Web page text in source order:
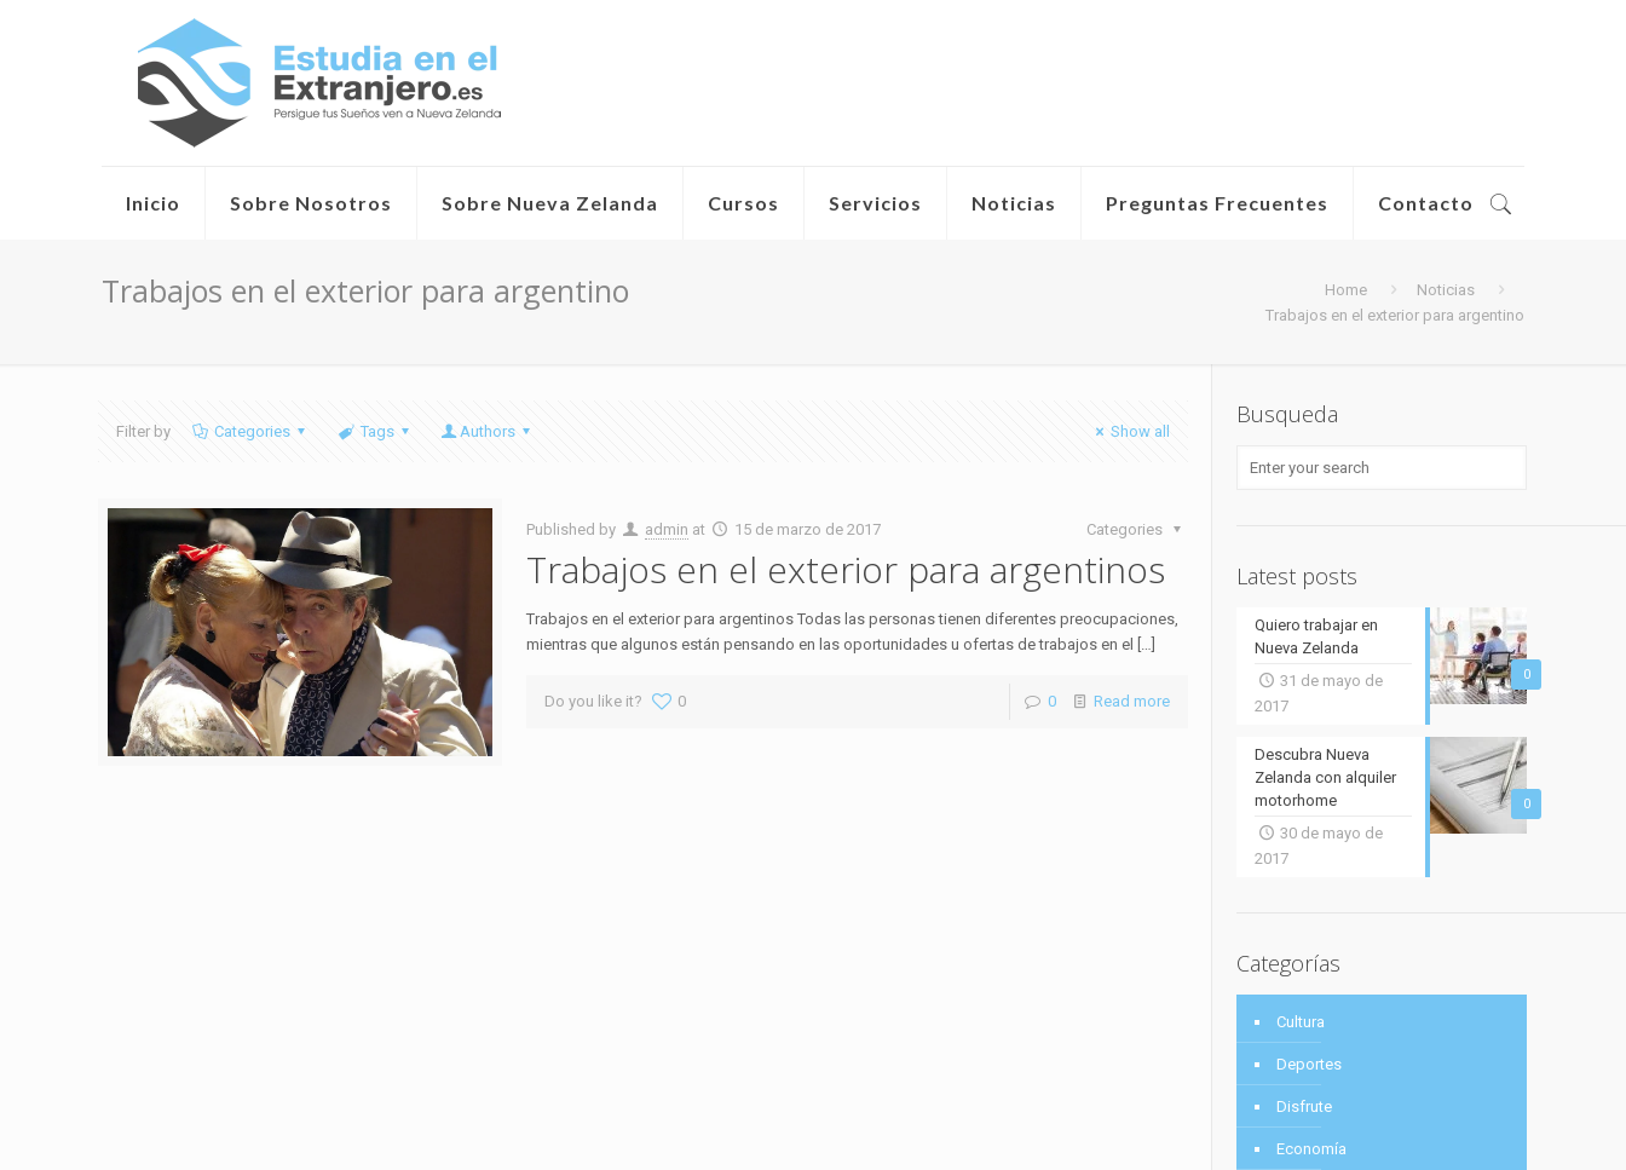
Inicio Sobre Nosotros Sobre Nueva Zelanda Cursos Servicios Noticias Preguntas Frecuentes Contacto
Trabajos en el exterior para argentino Home
Noticias
Trabajos en el exterior para argentino
Filter by Categories Tags Authors Show all
Published by admin at 15 de marzo de 2017 Categories
Trabajos en el exterior para argentinos
Trabajos en el exterior para argentinos Todas las personas tienen diferentes preocupaciones,
mientras que algunos están pensando en las oportunidades u ofertas de trabajos en el
[…]
Do you like it? 0 0 Read more
Busqueda
Latest posts
0
Quiero trabajar en
Nueva Zelanda
31 de mayo de
2017
0
Descubra Nueva
Zelanda con alquiler
motorhome
30 de mayo de
2017
Categorías
Cultura
Deportes
Disfrute
Economía